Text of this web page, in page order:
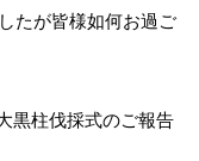
たが皆様如何お過ご
黒柱伐採式のご報告